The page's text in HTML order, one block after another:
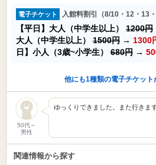
電子チケット 入館料割引（8/10・12・13
【平日】大人（中学生以上） 1200円
大人（中学生以上） 1500円 → 1300
日】小人（3歳~小学生） 680円 →
他にも1種類の電子チケット
50代～
男性
ゆっくりできました。また行きます
関連情報から探す